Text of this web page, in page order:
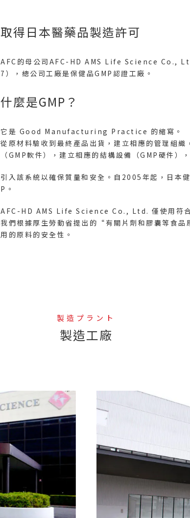
取得日本醫藥品製造許可
AFC的母公司AFC-HD AMS Life Science Co.,
7），總公司工廠是保健品GMP認證工廠。
什麼是GMP？
它是 Good Manufacturing Practice 的縮寫。
從原材料驗收到最終產品出貨，建立相應的管理組織
（GMP軟件），建立相應的結構設備（GMP硬件）
引入該系統以確保質量和安全。自2005年起，日本
P。
AFC-HD AMS Life Science Co., Ltd. 僅使用符合
我們根據厚生勞動省提出的“有關片劑和膠囊等食
用的原料的安全性。
製造プラント
製造工廠